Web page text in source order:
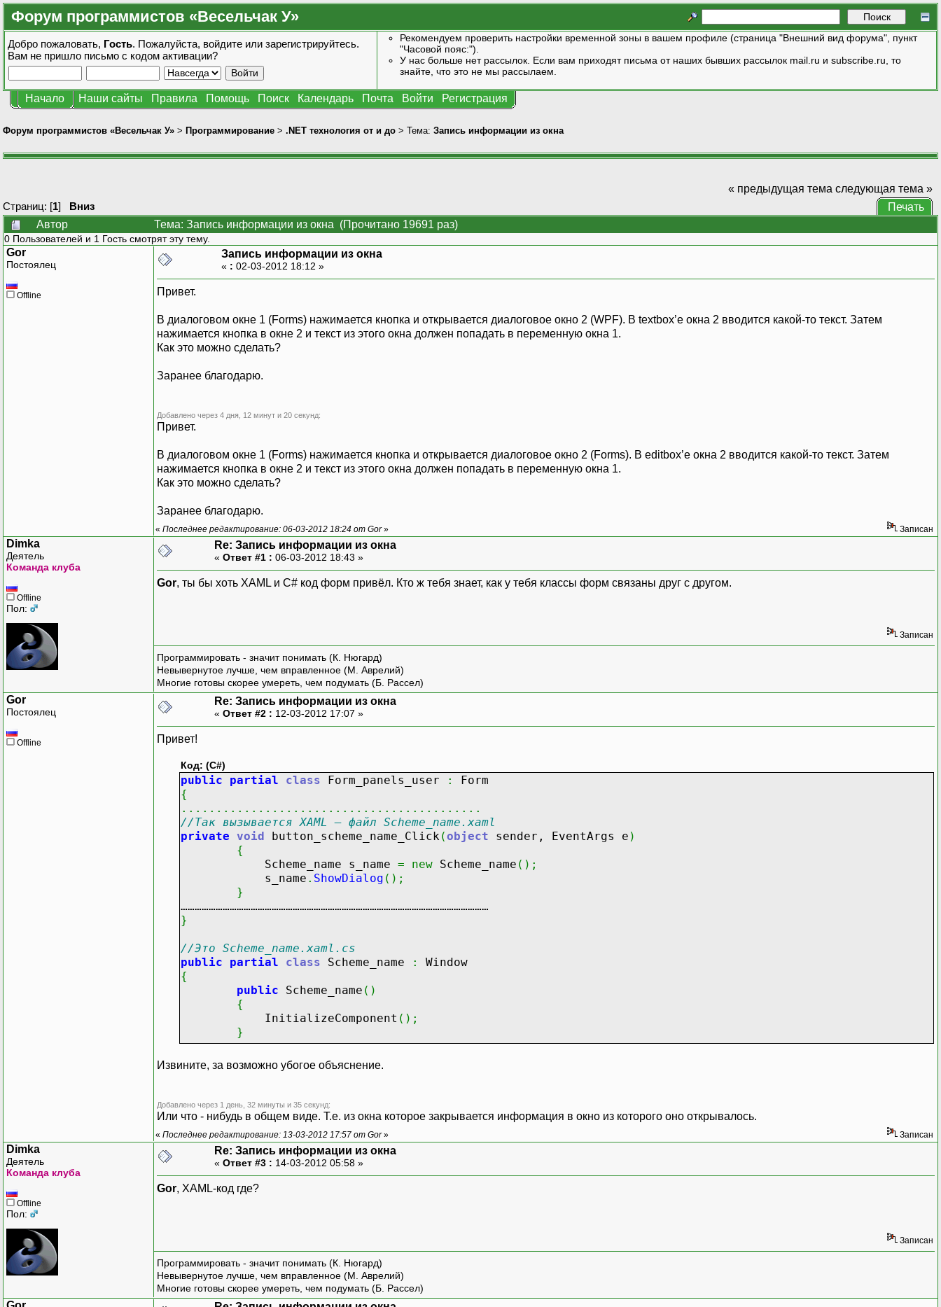
Форум программистов «Весельчак У»
Добро пожаловать, Гость. Пожалуйста, войдите или зарегистрируйтесь.
Вам не пришло письмо с кодом активации?
Рекомендуем проверить настройки временной зоны в вашем профиле (страница "Внешний вид форума", пункт
"Часовой пояс:").
У нас больше нет рассылок. Если вам приходят письма от наших бывших рассылок mail.ru и subscribe.ru, то
знайте, что это не мы рассылаем.
Начало Наши сайты Правила Помощь Поиск Календарь Почта Войти Регистрация
Форум программистов «Весельчак У» > Программирование > .NET технология от и до > Тема: Запись информации из окна
Страниц: [1] Вниз
« предыдущая тема следующая тема »
Печать
Автор
Тема: Запись информации из окна (Прочитано 19691 раз)
0 Пользователей и 1 Гость смотрят эту тему.
Gor
Постоялец
Offline
Запись информации из окна
« : 02-03-2012 18:12 »
Привет.
В диалоговом окне 1 (Forms) нажимается кнопка и открывается диалоговое окно 2 (WPF). В textbox’e окна 2 вводится какой-то текст. Затем
нажимается кнопка в окне 2 и текст из этого окна должен попадать в переменную окна 1.
Как это можно сделать?
Заранее благодарю.
Добавлено через 4 дня, 12 минут и 20 секунд:
Привет.
В диалоговом окне 1 (Forms) нажимается кнопка и открывается диалоговое окно 2 (Forms). В editbox’e окна 2 вводится какой-то текст. Затем
нажимается кнопка в окне 2 и текст из этого окна должен попадать в переменную окна 1.
Как это можно сделать?
Заранее благодарю.
« Последнее редактирование: 06-03-2012 18:24 от Gor» Записан
Dimka
Деятель
Команда клуба
Offline
Пол:
Re: Запись информации из окна
« Ответ #1 : 06-03-2012 18:43 »
Gor, ты бы хоть XAML и C# код форм привёл. Кто ж тебя знает, как у тебя классы форм связаны друг с другом.
Записан
Программировать - значит понимать (К. Нюгард)
Невывернутое лучше, чем вправленное (М. Аврелий)
Многие готовы скорее умереть, чем подумать (Б. Рассел)
Gor
Постоялец
Offline
Re: Запись информации из окна
« Ответ #2 : 12-03-2012 17:07 »
Привет!
Код: (C#)
public partial class Form_panels_user :
Form
{
...........................................
//Так вызывается XAML – файл Scheme_name.xaml
private void button_scheme_name_Click (object sender, EventArgs e )
{
Scheme_name s_name = new Scheme_name ( ) ;
s_name . ShowDialog ( ) ;
}
……………………………………………………………………………………………………………………
}
//Это Scheme_name.xaml.cs
public
partial class Scheme_name :
Window
{
public Scheme_name ( )
{
InitializeComponent ( ) ;
}
private voidbutton_ok_Click
}
}
//Например сюда
{
if (l_fin== 0)
{
//Записываем в "DOS.xml"
Извините, за возможно убогое объяснение.
Добавлено через 1 день, 32 минуты и 35 секунд:
Или что - нибудь в общем виде. Т.е. из окна которое закрывается информация в окно из которого оно открывалось.
« Последнее редактирование: 13-03-2012 17:57 от Gor» Записан
Dimka
Деятель
Команда клуба
Offline
Пол:
Re: Запись информации из окна
« Ответ #3 : 14-03-2012 05:58 »
Gor, XAML-код где?
Записан
Программировать - значит понимать (К. Нюгард)
Невывернутое лучше, чем вправленное (М. Аврелий)
Многие готовы скорее умереть, чем подумать (Б. Рассел)